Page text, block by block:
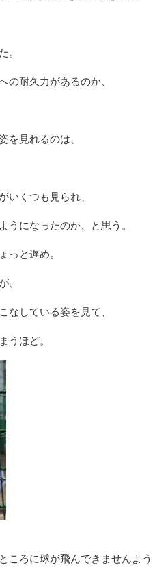
。
の耐久力があるのか、
を見れるのは、
いくつも見られ、
うになったのか、と思う。
っと遅め。
、
なしている姿を見て、
うほど。
ころに球が飛んできませんよう